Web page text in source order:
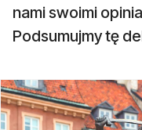
nami swoimi
Podsumujmy tę